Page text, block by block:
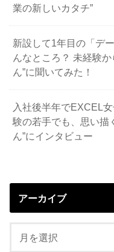
業の新しいカタチ”
新設して1年目の「デ
んなところ？ 未経験
ん”に聞いてみた！
入社後半年でEXCEL
験の若手でも、思い描
ん”にインタビュー
アーカイブ